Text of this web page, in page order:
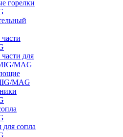
горелки
для
MAG
MAG
сопла